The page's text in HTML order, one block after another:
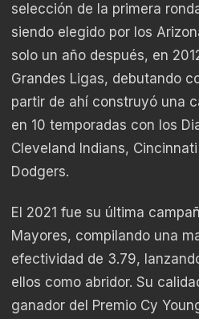
selección de la primera
siendo elegido por los
solo un año después, en
Grandes Ligas, debutando
partir de ahí construyó una
en 10 temporadas con los
Cleveland Indians,
Dodgers.
El 2021 fue su última
Mayores, compilando una
efectividad de 3.79,
ellos como abridor. Su
ganador del Premio Cy